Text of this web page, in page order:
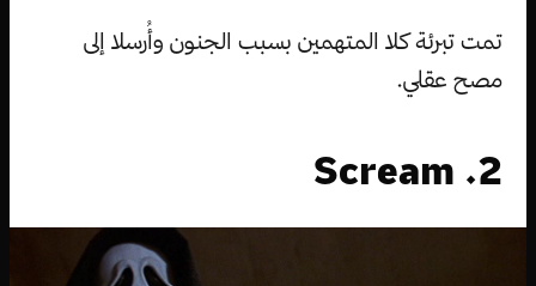
تمت تبرئة كلا المتهمين بسبب الجنون وأُرسلا إلى
مصح عقلي.
2. Scream